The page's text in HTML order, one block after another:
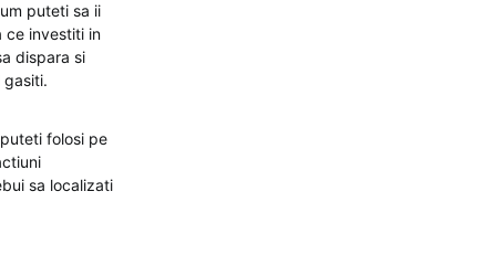
puteti sa ii
ce investiti in
dispara si
gasiti.
folosi pe
sa localizati